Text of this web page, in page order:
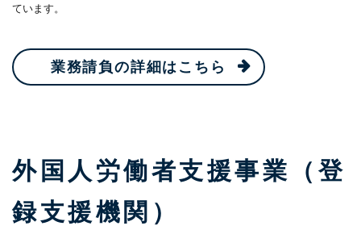
ています。
業務請負の詳細はこちら
外国人労働者支援事業（登
録支援機関）